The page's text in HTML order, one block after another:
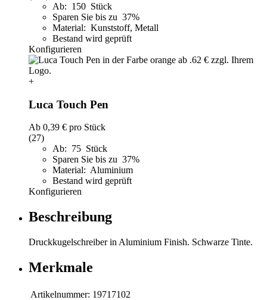
Ab: 150 Stück
Sparen Sie bis zu 37%
Material: Kunststoff, Metall
Bestand wird geprüft
Konfigurieren
+
Luca Touch Pen
Ab 0,39 € pro Stück
(27)
Ab: 75 Stück
Sparen Sie bis zu 37%
Material: Aluminium
Bestand wird geprüft
Konfigurieren
Beschreibung
Druckkugelschreiber in Aluminium Finish. Schwarze Tinte.
Merkmale
Artikelnummer: 19717102